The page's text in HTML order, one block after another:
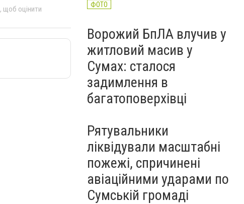
, щоб оцінити
ФОТО
Ворожий БпЛА влучив у
житловий масив у
Сумах: сталося
задимлення в
багатоповерхівці
Рятувальники
ліквідували масштабні
пожежі, спричинені
авіаційними ударами по
Сумській громаді